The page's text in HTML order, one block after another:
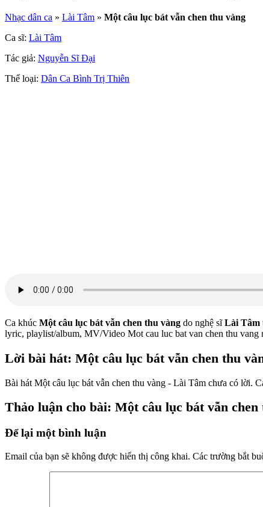
Nhạc dân ca » Lài Tâm » Một câu lục bát vẫn chen thu vàng
Ca sĩ: Lài Tâm
Tác giả: Nguyễn Sĩ Đại
Thể loại: Dân Ca Bình Trị Thiên
Ca khúc Một câu lục bát vẫn chen thu vàng do nghệ sĩLài Tâm
lyric, playlist/album, MV/Video Mot cau luc bat van chen thu vang
Lời bài hát: Một câu lục bát vẫn chen thu
Bài hát Một câu lục bát vẫn chen thu vàng - Lài Tâm chưa có lời.
Thảo luận cho bài: Một câu lục bát vẫn
Để lại một bình luận
Email của bạn sẽ không được hiển thị công khai. Các trường bắt